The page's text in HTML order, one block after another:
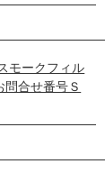
問合せ番号Ｓ